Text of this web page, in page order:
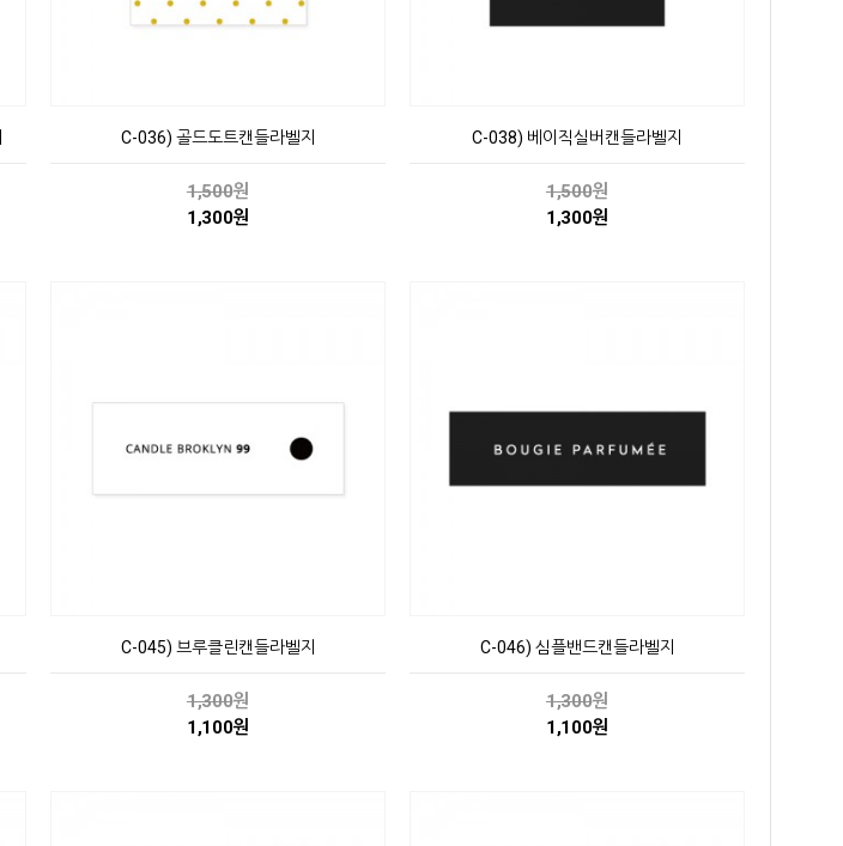
C-036) 골드도트캔들라벨지
1,500원
1,300원
C-038) 베이직실버캔들라벨지
1,500원
1,300원
C-045) 브루클린캔들라벨지
1,300원
1,100원
C-046) 심플밴드캔들라벨지
1,300원
1,100원